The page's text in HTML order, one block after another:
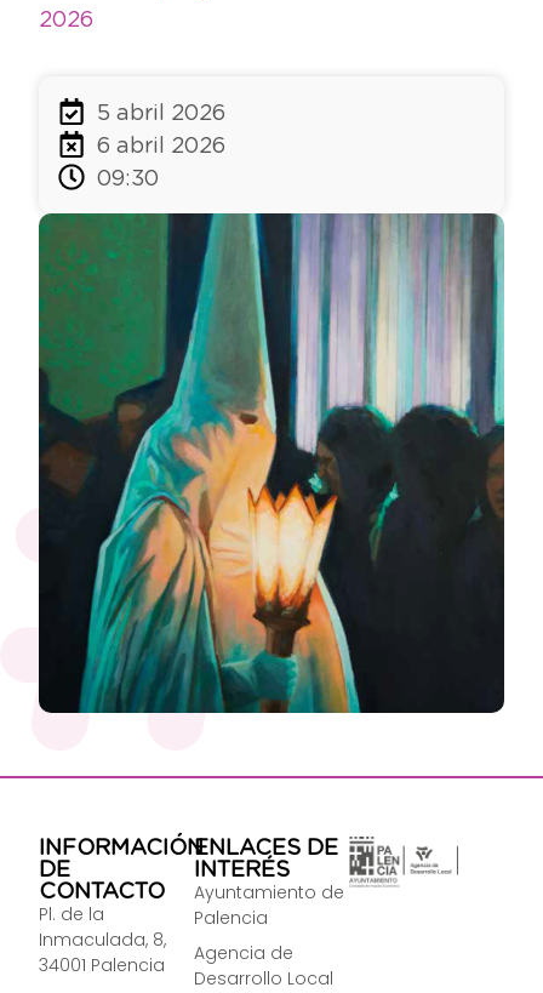
2026
5 abril 2026
6 abril 2026
09:30
ENLACES DE
INTERÉS
Ayuntamiento de
Palencia
Agencia de
Desarrollo Local
INFORMACIÓN
DE
CONTACTO
Pl. de la
Inmaculada, 8,
34001 Palencia